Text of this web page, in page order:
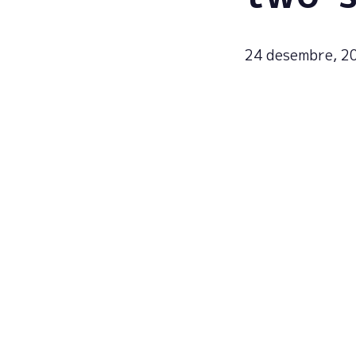
24 desembre,